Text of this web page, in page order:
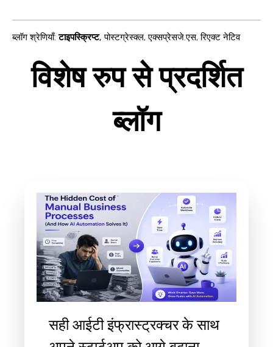
ब्लॉग श्रेणियाँ: टाइपस्क्रिप्ट, पोस्टग्रेस्क्ल,एक्सप्रेसजे.एस,रिएक्ट नेटिव
विशेष रुप से प्रदर्शित
ब्लॉग
सही आईटी इंफ्रास्ट्रक्चर के साथ